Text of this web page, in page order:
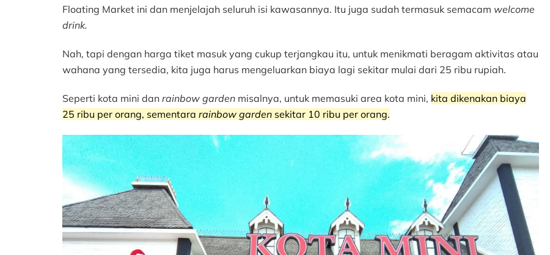
Floating Market ini dan menjelajah seluruh isi kawasannya. Itu juga sudah termasuk semacam welcome
drink.
Nah, tapi dengan harga tiket masuk yang cukup terjangkau itu, untuk menikmati beragam aktivitas atau
wahana yang tersedia, kita juga harus mengeluarkan biaya lagi sekitar mulai dari 25 ribu rupiah.
Seperti kota mini dan rainbow garden misalnya, untuk memasuki area kota mini, kita dikenakan biaya
25 ribu per orang, sementara rainbow garden sekitar 10 ribu per orang.